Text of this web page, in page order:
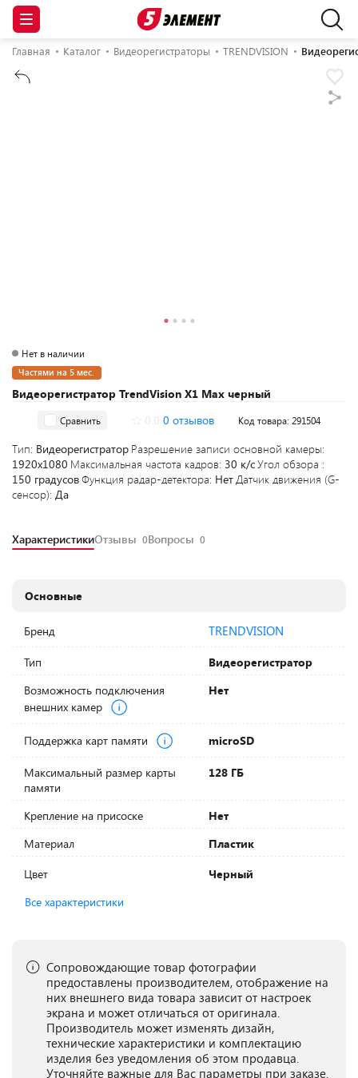
Главная Каталог Видеорегистраторы TRENDVISION
Видеорегистратор TrendVision X1 Max черный
Нет в наличии
Частями на 5 мес.
Сравнить 0 отзывов Код товара: 291504
Тип: Видеорегистратор Разрешение записи основной камеры:
1920x1080 Максимальная частота кадров: 30 к/сУгол обзора :
150 градусовФункция радар-детектора: НетДатчик движения (G-
сенсор): Да
ХарактеристикиОтзывы 0Вопросы 0
Основные
Бренд TRENDVISION
Тип
Видеорегистратор
Возможность подключения
внешних камер
Нет
Поддержка карт памяти microSD
Максимальный размер карты
памяти
128 ГБ
Крепление на присоске
Нет
Материал
Пластик
Цвет
Черный
Все характеристики
Сопровождающие товар фотографии
предоставлены производителем, отображение на
них внешнего вида товара зависит от настроек
экрана и может отличаться от оригинала.
Производитель может изменять дизайн,
технические характеристики и комплектацию
изделия без уведомления об этом продавца.
Уточняйте важные для Вас параметры при заказе.